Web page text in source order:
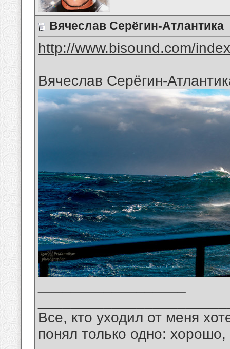
Вячеслав Серёгин-Атлантика
http://www.bisound.com/
Вячеслав Серёгин-
Все, кто уходил от меня
понял только одно: